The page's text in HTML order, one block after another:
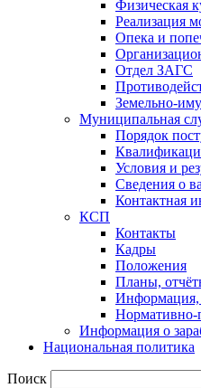
Физическая
Реализация
Опека и
Отдел ЗАГС
Земельно-
Муниципальная
Порядок
Условия и
Сведения о
Контактная
КСП
Контакты
Кадры
Положения
Планы,
Информация,
Нормативно-
Информация о
Национальная политика
Поиск